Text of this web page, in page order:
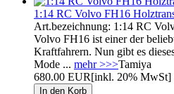
1:14 RC Volvo FH16
Art.bezeichnung: 1:14 RC
Volvo FH16 ist einer der
Kraftfahrern. Nun gibt es
Mode ... mehr >>>Tamiya
680.00 EUR[inkl. 20% MwSt]